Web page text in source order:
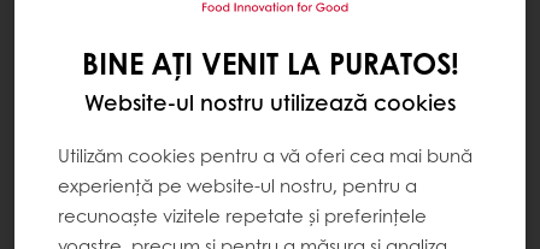
BINE AȚI VENIT LA PURATOS!
Website-ul nostru utilizează cookies
Utilizăm cookies pentru a vă oferi cea mai bună
experiență pe website-ul nostru, pentru a
recunoaște vizitele repetate și preferințele